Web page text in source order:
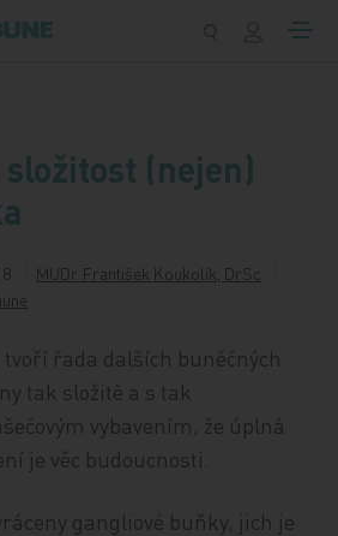
(nejen)
MUDr. František Koukolík, DrSc
řada dalších buněčných
tak složitě a s tak
vybavením, že úplná
je věc budoucnosti.
gangliové buňky, jich je